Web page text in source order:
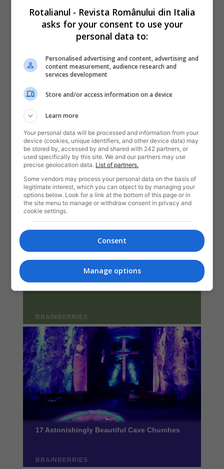
Rotalianul - Revista Românului din Italia
asks for your consent to use your
personal data to:
Personalised advertising and content, advertising and
content measurement, audience research and
services development
Store and/or access information on a device
Learn more
Your personal data will be processed and information from your
device (cookies, unique identifiers, and other device data) may
be stored by, accessed by and shared with 242 partners, or
used specifically by this site. We and our partners may use
precise geolocation data. List of partners.
Some vendors may process your personal data on the basis of
legitimate interest, which you can object to by managing your
options below. Look for a link at the bottom of this page or in
the site menu to manage or withdraw consent in privacy and
cookie settings.
Consent
Manage options